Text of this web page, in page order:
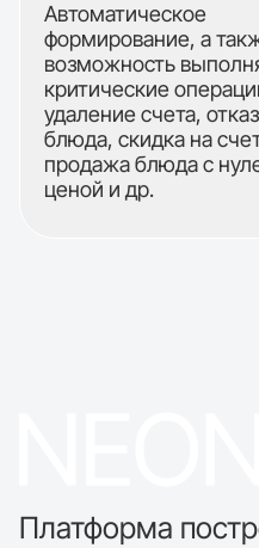
Автоматическое
формирование, а
возможность
критические
удаление счета,
блюда, скидка на
продажа блюда с
ценой и др.
Платформа